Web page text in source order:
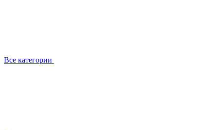
Все категории